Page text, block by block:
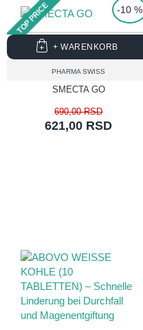
TOP PRICE -10 %
PHARMA SWISS
SMECTA GO
621,00 RSD
690,00 RSD
+ WARENKORB